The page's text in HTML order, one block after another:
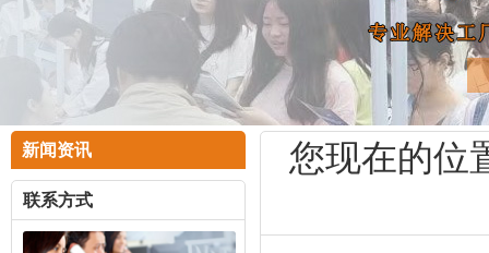
新闻资讯
联系方式
您现在的位